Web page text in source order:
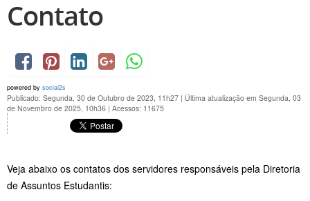
Contato
powered by social2s
Publicado: Segunda, 30 de Outubro de 2023, 11h27 | Última atualização em Segunda, 03
de Novembro de 2025, 10h36 | Acessos: 11675
Veja abaixo os contatos dos servidores responsáveis pela Diretoria
de Assuntos Estudantis: